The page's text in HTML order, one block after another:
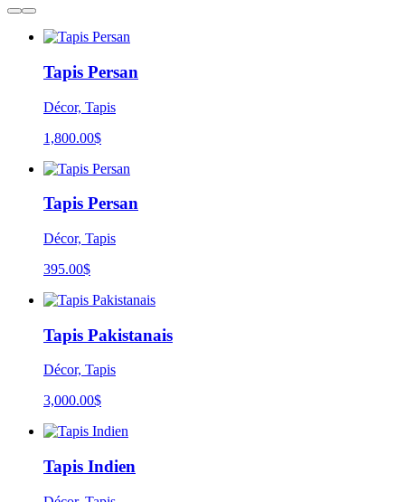
Tapis Persan
Décor, Tapis
1,800.00$
Tapis Persan
Décor, Tapis
395.00$
Tapis Pakistanais
Décor, Tapis
3,000.00$
Tapis Indien